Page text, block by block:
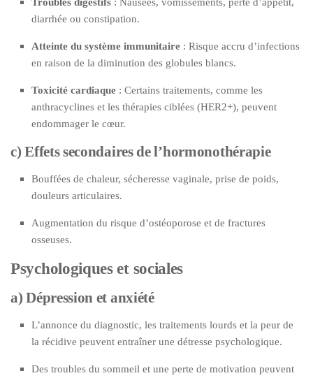
diarrhée ou constipation.
Atteinte du système immunitaire : Risque accru d’infections
en raison de la diminution des globules blancs.
Toxicité cardiaque : Certains traitements, comme les
anthracyclines et les thérapies ciblées (HER2+), peuvent
endommager le cœur.
c) Effets secondaires de l’hormonothérapie
Bouffées de chaleur, sécheresse vaginale, prise de poids,
douleurs articulaires.
Augmentation du risque d’ostéoporose et de fractures
osseuses.
Psychologiques et sociales
a) Dépression et anxiété
L’annonce du diagnostic, les traitements lourds et la peur de
la récidive peuvent entraîner une détresse psychologique.
Des troubles du sommeil et une perte de motivation peuvent